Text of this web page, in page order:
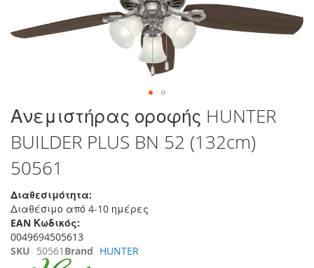
Μετάβαση
στην
αρχή
της
συλλογής
εικόνων
Ανεμιστήρας οροφής HUNTER
BUILDER PLUS BN 52 (132cm)
50561
Διαθεσιμότητα:
Διαθέσιμο από 4-10 ημέρες
EAN Κωδικός:
0049694505613
SKU 50561 Brand HUNTER